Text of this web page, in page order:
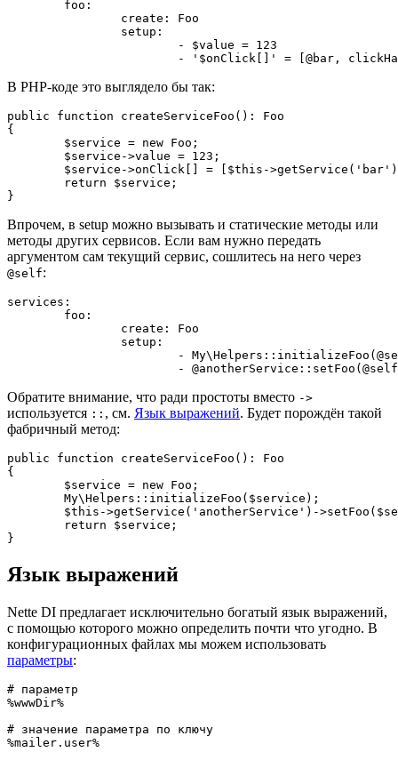
В PHP-коде это выглядело бы так:
public function createServiceFoo(): Foo
{
Впрочем, в setup можно вызывать и статические методы или
методы других сервисов. Если вам нужно передать
аргументом сам текущий сервис, сошлитесь на него через
@self:
services:
Обратите внимание, что ради простоты вместо ->
используется :: , см. Язык выражений. Будет порождён такой
фабричный метод:
public function createServiceFoo(): Foo
{
Язык выражений
Nette DI предлагает исключительно богатый язык выражений,
с помощью которого можно определить почти что угодно. В
конфигурационных файлах мы можем использовать
параметры:
# параметр
%wwwDir%
# значение параметра по ключу
%mailer.user%